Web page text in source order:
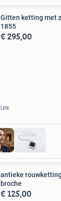
Gitten ketting met
1855
€ 295,00
Urk
antieke
broche
€ 125,00